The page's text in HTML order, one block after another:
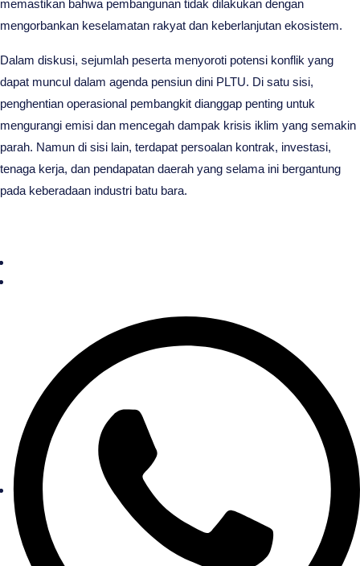
memastikan bahwa pembangunan tidak dilakukan dengan
mengorbankan keselamatan rakyat dan keberlanjutan ekosistem.
Dalam diskusi, sejumlah peserta menyoroti potensi konflik yang
dapat muncul dalam agenda pensiun dini PLTU. Di satu sisi,
penghentian operasional pembangkit dianggap penting untuk
mengurangi emisi dan mencegah dampak krisis iklim yang semakin
parah. Namun di sisi lain, terdapat persoalan kontrak, investasi,
tenaga kerja, dan pendapatan daerah yang selama ini bergantung
pada keberadaan industri batu bara.